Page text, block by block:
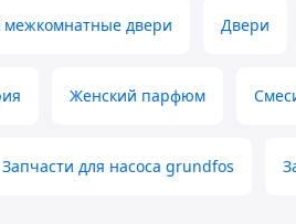
двери Двери
Женский парфюм
Запчасти для насоса grundfos